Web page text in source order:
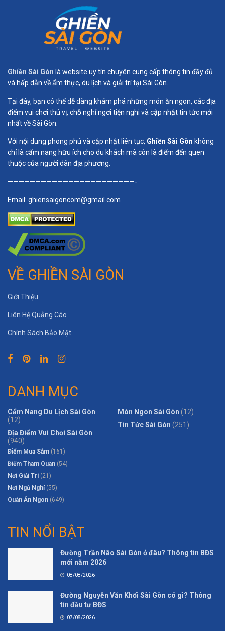
Ghiền Sài Gòn là website uy tín chuyên cung cấp thông tin đầy đủ
và hấp dẫn về ẩm thực, du lịch và giải trí tại Sài Gòn.
Tại đây, bạn có thể dễ dàng khám phá những món ăn ngon, các địa
điểm vui chơi thú vị, chỗ nghỉ ngơi tiện nghi và cập nhật tin tức mới
nhất về Sài Gòn.
Với nội dung phong phú và cập nhật liên tục, Ghiền Sài Gòn không
chỉ là cẩm nang hữu ích cho du khách mà còn là điểm đến quen
thuộc của người dân địa phương.
———————————————————————-
Email: ghiensaigoncom@gmail.com
VỀ GHIỀN SÀI GÒN
Giới Thiệu
Liên Hệ Quảng Cáo
Chính Sách Bảo Mật
DANH MỤC
Cẩm Nang Du Lịch Sài Gòn
(12)
Địa Điểm Vui Chơi Sài Gòn
(940)
Điểm Mua Sắm (161)
Điểm Tham Quan (54)
Nơi Giải Trí(21)
Nơi Ngủ Nghỉ (55)
Quán Ăn Ngon (649)
Món Ngon Sài Gòn (12)
Tin Tức Sài Gòn (251)
TIN NỔI BẬT
Đường Trần Não Sài Gòn ở đâu? Thông tin BĐS
mới năm 2026
08/08/2026
Đường Nguyễn Văn Khối Sài Gòn có gì? Thông
tin đầu tư BĐS
07/08/2026